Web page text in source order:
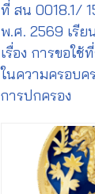
ที่ สน 0018.1/
พ.ศ. 2569 เรีย
เรื่อง การขอใ
ในความครอบค
การปกครอง